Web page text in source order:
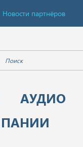
Новости партнёров
АУДИО